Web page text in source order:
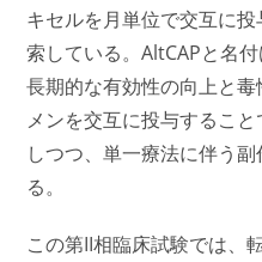
キセルを月単位で交互に
索している。AltCAPと名
長期的な有効性の向上と
メンを交互に投与するこ
しつつ、単一療法に伴う
る。
この第II相臨床試験では、